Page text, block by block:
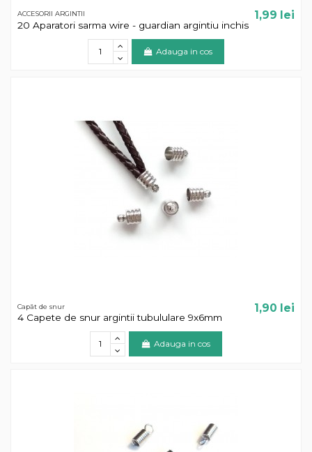
ACCESORII ARGINTII
20 Aparatori sarma wire - guardian argintiu inchis
1,99 lei
Adauga in cos
Capăt de snur
4 Capete de snur argintii tubululare 9x6mm
1,90 lei
Adauga in cos